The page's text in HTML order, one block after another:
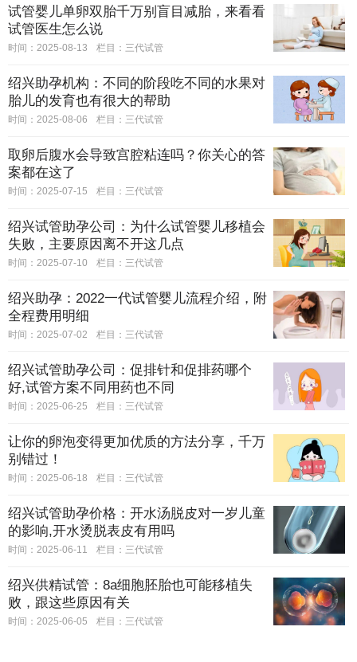
试管婴儿单卵双胎千万别盲目减胎，来看看
试管医生怎么说
时间：2025-08-13 栏目： 三代试管
绍兴助孕机构：不同的阶段吃不同的水果对
胎儿的发育也有很大的帮助
时间：2025-08-06 栏目： 三代试管
取卵后腹水会导致宫腔粘连吗？你关心的答
案都在这了
时间：2025-07-15 栏目： 三代试管
绍兴试管助孕公司：为什么试管婴儿移植会
失败，主要原因离不开这几点
时间：2025-07-10 栏目： 三代试管
绍兴助孕：2022一代试管婴儿流程介绍，附
全程费用明细
时间：2025-07-02 栏目： 三代试管
绍兴试管助孕公司：促排针和促排药哪个
好,试管方案不同用药也不同
时间：2025-06-25 栏目： 三代试管
让你的卵泡变得更加优质的方法分享，千万
别错过！
时间：2025-06-18 栏目： 三代试管
绍兴试管助孕价格：开水汤脱皮对一岁儿童
的影响,开水烫脱表皮有用吗
时间：2025-06-11 栏目： 三代试管
绍兴供精试管：8a细胞胚胎也可能移植失
败，跟这些原因有关
时间：2025-06-05 栏目： 三代试管